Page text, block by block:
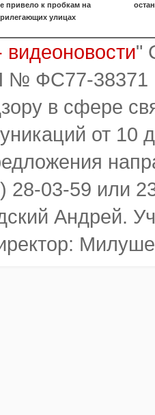
привело к пробкам на
улицах
"
№ ФС77-38371
в сфере
от 10
28-03-59 или
Андрей.